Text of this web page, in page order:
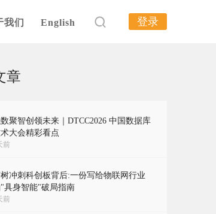
我们 English 登录
章
聚智创领未来｜DTCC2026 中国数据库
大会精彩看点
前
冲刺科创板背后:一份写给物联网行业
具身智能"破局指南
前